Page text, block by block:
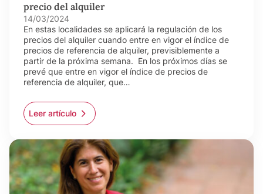
precio del alquiler
14/03/2024
En estas localidades se aplicará la regulación de los
precios del alquiler cuando entre en vigor el índice de
precios de referencia de alquiler, previsiblemente a
partir de la próxima semana. En los próximos días se
prevé que entre en vigor el índice de precios de
referencia de alquiler, que…
Leer artículo